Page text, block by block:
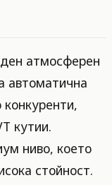
атмосферен
автоматична
кутии.
ниво, което
стойност.